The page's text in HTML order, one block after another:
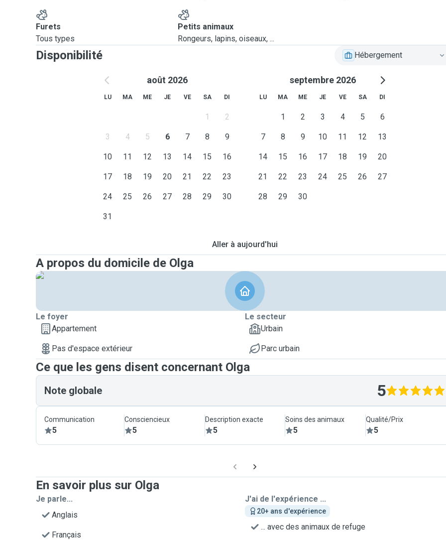
Furets
Tous types
Petits animaux
Rongeurs, lapins, oiseaux, ...
Disponibilité Hébergement
août 2026
LU MA ME JE VE SA DI
1 2
3 4 5 6 7 8 9
10 11 12 13 14 15 16
17 18 19 20 21 22 23
24 25 26 27 28 29 30
31
septembre 2026
LU MA ME JE VE SA DI
1 2 3 4 5 6
7 8 9 10 11 12 13
14 15 16 17 18 19 20
21 22 23 24 25 26 27
28 29 30
Aller à aujourd'hui
A propos du domicile de Olga
Le foyer
Appartement
Pas d'espace extérieur
Le secteur
Urbain
Parc urbain
Ce que les gens disent concernant Olga
Note globale 5
Communication
5
Consciencieux
5
Description exacte
5
Soins des animaux
5
Qualité/Prix
5
En savoir plus sur Olga
Je parle...
Anglais
Français
J'ai de l'expérience ...
20+ ans d'expérience
... avec des animaux de refuge